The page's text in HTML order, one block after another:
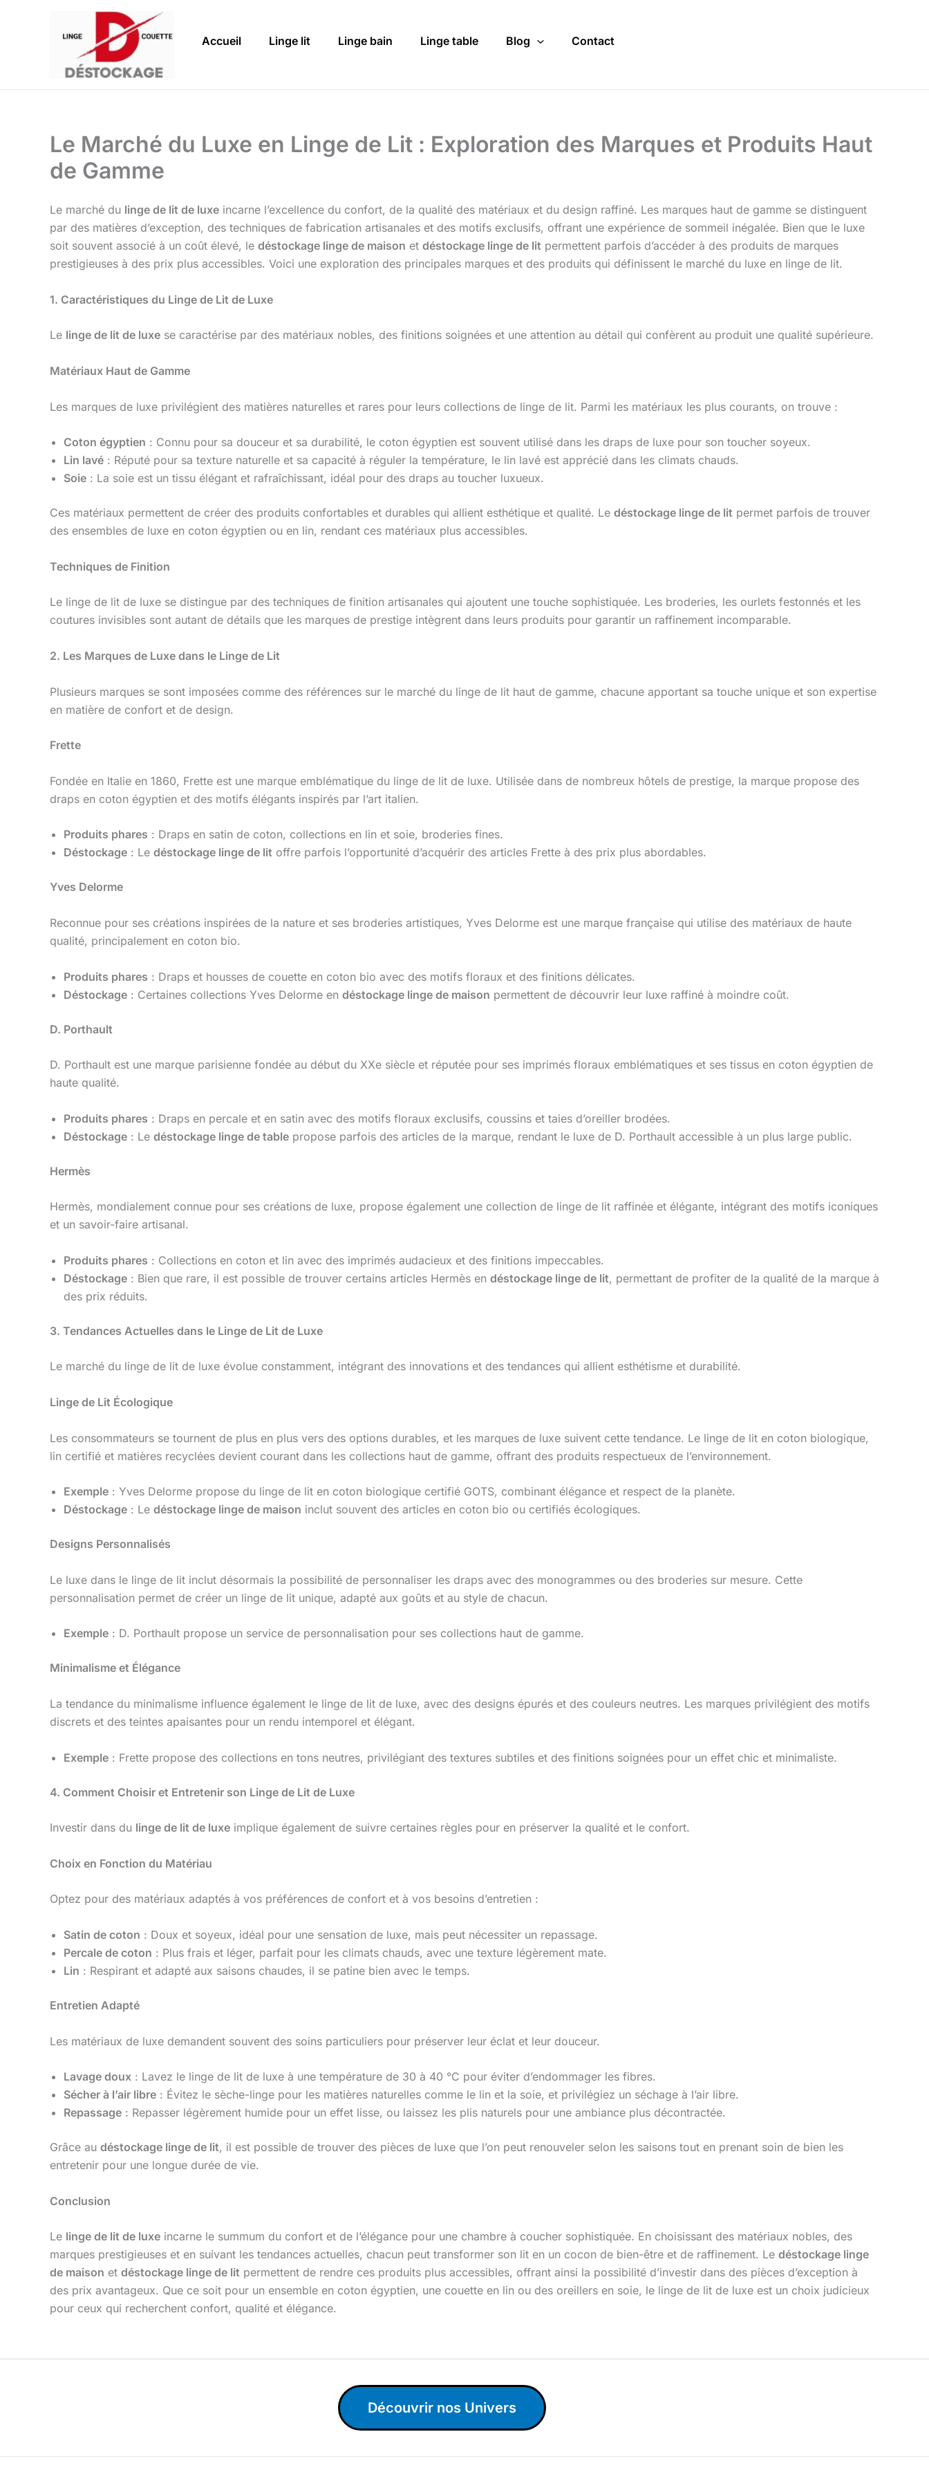
Accueil Linge lit Linge bain Linge table Blog Contact
Le Marché du Luxe en Linge de Lit : Exploration des Marques et Produits Haut
de Gamme
Le marché du linge de lit de luxe incarne l’excellence du confort, de la qualité des matériaux et du design raffiné. Les marques haut de gamme se distinguent
par des matières d’exception, des techniques de fabrication artisanales et des motifs exclusifs, offrant une expérience de sommeil inégalée. Bien que le luxe
soit souvent associé à un coût élevé, le déstockage linge de maison et déstockage linge de lit permettent parfois d’accéder à des produits de marques
prestigieuses à des prix plus accessibles. Voici une exploration des principales marques et des produits qui définissent le marché du luxe en linge de lit.
1. Caractéristiques du Linge de Lit de Luxe
Le linge de lit de luxe se caractérise par des matériaux nobles, des finitions soignées et une attention au détail qui confèrent au produit une qualité supérieure.
Matériaux Haut de Gamme
Les marques de luxe privilégient des matières naturelles et rares pour leurs collections de linge de lit. Parmi les matériaux les plus courants, on trouve :
Coton égyptien : Connu pour sa douceur et sa durabilité, le coton égyptien est souvent utilisé dans les draps de luxe pour son toucher soyeux.
Lin lavé : Réputé pour sa texture naturelle et sa capacité à réguler la température, le lin lavé est apprécié dans les climats chauds.
Soie : La soie est un tissu élégant et rafraîchissant, idéal pour des draps au toucher luxueux.
Ces matériaux permettent de créer des produits confortables et durables qui allient esthétique et qualité. Le déstockage linge de lit permet parfois de trouver
des ensembles de luxe en coton égyptien ou en lin, rendant ces matériaux plus accessibles.
Techniques de Finition
Le linge de lit de luxe se distingue par des techniques de finition artisanales qui ajoutent une touche sophistiquée. Les broderies, les ourlets festonnés et les
coutures invisibles sont autant de détails que les marques de prestige intègrent dans leurs produits pour garantir un raffinement incomparable.
2. Les Marques de Luxe dans le Linge de Lit
Plusieurs marques se sont imposées comme des références sur le marché du linge de lit haut de gamme, chacune apportant sa touche unique et son expertise
en matière de confort et de design.
Frette
Fondée en Italie en 1860, Frette est une marque emblématique du linge de lit de luxe. Utilisée dans de nombreux hôtels de prestige, la marque propose des
draps en coton égyptien et des motifs élégants inspirés par l’art italien.
Produits phares : Draps en satin de coton, collections en lin et soie, broderies fines.
Déstockage : Le déstockage linge de lit offre parfois l’opportunité d’acquérir des articles Frette à des prix plus abordables.
Yves Delorme
Reconnue pour ses créations inspirées de la nature et ses broderies artistiques, Yves Delorme est une marque française qui utilise des matériaux de haute
qualité, principalement en coton bio.
Produits phares : Draps et housses de couette en coton bio avec des motifs floraux et des finitions délicates.
Déstockage : Certaines collections Yves Delorme en déstockage linge de maison permettent de découvrir leur luxe raffiné à moindre coût.
D. Porthault
D. Porthault est une marque parisienne fondée au début du XXe siècle et réputée pour ses imprimés floraux emblématiques et ses tissus en coton égyptien de
haute qualité.
Produits phares : Draps en percale et en satin avec des motifs floraux exclusifs, coussins et taies d’oreiller brodées.
Déstockage : Le déstockage linge de table propose parfois des articles de la marque, rendant le luxe de D. Porthault accessible à un plus large public.
Hermès
Hermès, mondialement connue pour ses créations de luxe, propose également une collection de linge de lit raffinée et élégante, intégrant des motifs iconiques
et un savoir-faire artisanal.
Produits phares : Collections en coton et lin avec des imprimés audacieux et des finitions impeccables.
Déstockage : Bien que rare, il est possible de trouver certains articles Hermès en déstockage linge de lit, permettant de profiter de la qualité de la marque à
des prix réduits.
3. Tendances Actuelles dans le Linge de Lit de Luxe
Le marché du linge de lit de luxe évolue constamment, intégrant des innovations et des tendances qui allient esthétisme et durabilité.
Linge de Lit Écologique
Les consommateurs se tournent de plus en plus vers des options durables, et les marques de luxe suivent cette tendance. Le linge de lit en coton biologique,
lin certifié et matières recyclées devient courant dans les collections haut de gamme, offrant des produits respectueux de l’environnement.
Exemple : Yves Delorme propose du linge de lit en coton biologique certifié GOTS, combinant élégance et respect de la planète.
Déstockage : Le déstockage linge de maison inclut souvent des articles en coton bio ou certifiés écologiques.
Designs Personnalisés
Le luxe dans le linge de lit inclut désormais la possibilité de personnaliser les draps avec des monogrammes ou des broderies sur mesure. Cette
personnalisation permet de créer un linge de lit unique, adapté aux goûts et au style de chacun.
Exemple : D. Porthault propose un service de personnalisation pour ses collections haut de gamme.
Minimalisme et Élégance
La tendance du minimalisme influence également le linge de lit de luxe, avec des designs épurés et des couleurs neutres. Les marques privilégient des motifs
discrets et des teintes apaisantes pour un rendu intemporel et élégant.
Exemple : Frette propose des collections en tons neutres, privilégiant des textures subtiles et des finitions soignées pour un effet chic et minimaliste.
4. Comment Choisir et Entretenir son Linge de Lit de Luxe
Investir dans du linge de lit de luxe implique également de suivre certaines règles pour en préserver la qualité et le confort.
Choix en Fonction du Matériau
Optez pour des matériaux adaptés à vos préférences de confort et à vos besoins d’entretien :
Satin de coton : Doux et soyeux, idéal pour une sensation de luxe, mais peut nécessiter un repassage.
Percale de coton : Plus frais et léger, parfait pour les climats chauds, avec une texture légèrement mate.
Lin : Respirant et adapté aux saisons chaudes, il se patine bien avec le temps.
Entretien Adapté
Les matériaux de luxe demandent souvent des soins particuliers pour préserver leur éclat et leur douceur.
Lavage doux : Lavez le linge de lit de luxe à une température de 30 à 40 °C pour éviter d’endommager les fibres.
Sécher à l’air libre : Évitez le sèche-linge pour les matières naturelles comme le lin et la soie, et privilégiez un séchage à l’air libre.
Repassage : Repasser légèrement humide pour un effet lisse, ou laissez les plis naturels pour une ambiance plus décontractée.
Grâce au déstockage linge de lit, il est possible de trouver des pièces de luxe que l’on peut renouveler selon les saisons tout en prenant soin de bien les
entretenir pour une longue durée de vie.
Conclusion
Le linge de lit de luxe incarne le summum du confort et de l’élégance pour une chambre à coucher sophistiquée. En choisissant des matériaux nobles, des
marques prestigieuses et en suivant les tendances actuelles, chacun peut transformer son lit en un cocon de bien-être et de raffinement. Le déstockage linge
de maison et déstockage linge de lit permettent de rendre ces produits plus accessibles, offrant ainsi la possibilité d’investir dans des pièces d’exception à
des prix avantageux. Que ce soit pour un ensemble en coton égyptien, une couette en lin ou des oreillers en soie, le linge de lit de luxe est un choix judicieux
pour ceux qui recherchent confort, qualité et élégance.
Découvrir nos Univers